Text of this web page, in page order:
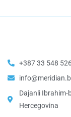
+387 33 548
Dajanli Ibrahim-
Hercegovina​